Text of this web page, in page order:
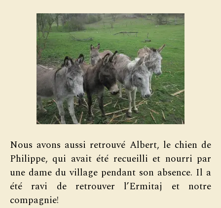
Nous avons aussi retrouvé Albert, le chien de
Philippe, qui avait été recueilli et nourri par
une dame du village pendant son absence. Il a
été ravi de retrouver l’Ermitaj et notre
compagnie!